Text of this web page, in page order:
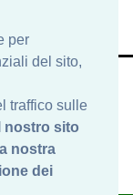
per
del sito,
traffico sulle
nostro sito
nostra
dei